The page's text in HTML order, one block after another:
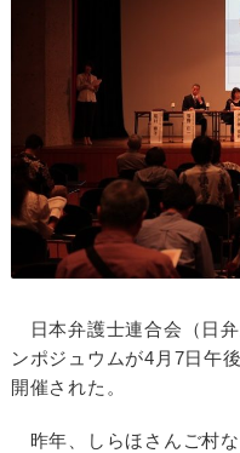
日本弁護士連合会（日
ンポジュウムが4月7日午
開催された。
昨年、しらほさんご村